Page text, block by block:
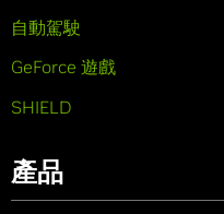
自動駕駛
GeForce 遊戲
SHIELD
產品